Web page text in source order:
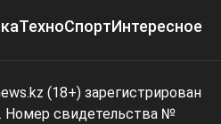
ТехноСпортИнтересное
(18+) зарегистрирован
Номер свидетельства №